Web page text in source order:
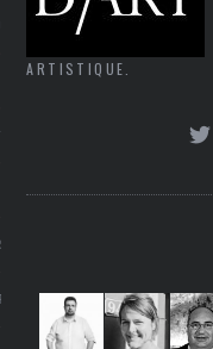
ARTISTIQUE.